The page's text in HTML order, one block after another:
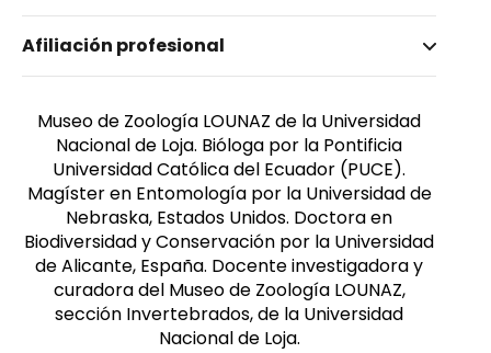
Paucar Cabrera, Aura
Femenino
Afiliación profesional
Museo de Zoología LOUNAZ de la Universidad
Nacional de Loja. Bióloga por la Pontificia
Universidad Católica del Ecuador (PUCE).
Magíster en Entomología por la Universidad de
Nebraska, Estados Unidos. Doctora en
Biodiversidad y Conservación por la Universidad
de Alicante, España. Docente investigadora y
curadora del Museo de Zoología LOUNAZ,
sección Invertebrados, de la Universidad
Nacional de Loja.